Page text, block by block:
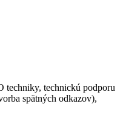
techniky, technickú podporu
spätných odkazov),